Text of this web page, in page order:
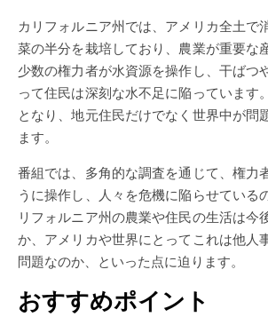
カリフォルニア州では、アメリカ全土で
菜の半分を栽培しており、農業が重要な
少数の権力者が水資源を操作し、干ばつ
って住民は深刻な水不足に陥っています
となり、地元住民だけでなく世界中が問
ます。
番組では、多角的な調査を通じて、権力
うに操作し、人々を危機に陥らせている
リフォルニア州の農業や住民の生活は今
か、アメリカや世界にとってこれは他人
問題なのか、といった点に迫ります。
おすすめポイント